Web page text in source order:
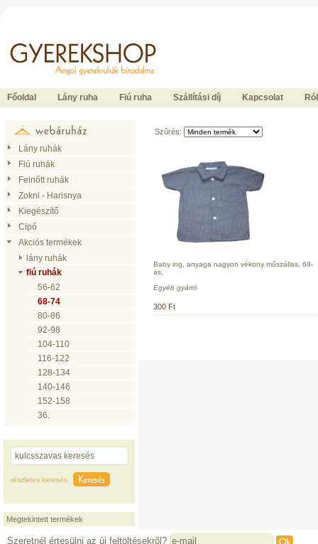
Főoldal Lány ruha Fiú ruha Szállítási díj Kapcsolat
Lány ruhák
Fiú ruhák
Felnőtt ruhák
Zokni - Harisnya
Kiegészítő
Cipő
Akciós termékek
lány ruhák
fiú ruhák
56-62
68-74
80-86
92-98
104-110
116-122
128-134
140-146
152-158
36.
részletes keresés
Megtekintett termékek
Szûrés:
Baby ing, anyaga nagyon vékony műszállas, 68-
as.
Egyéb gyártó
300 Ft
Szeretnél értesülni az új feltöltésekrõl?